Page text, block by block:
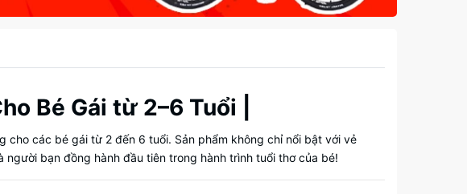
Bé Gái từ 2–6 Tuổi |
cho các bé gái từ 2 đến 6 tuổi. Sản phẩm không chỉ nổi bật với vẻ
bạn đồng hành đầu tiên trong hành trình tuổi thơ của bé!